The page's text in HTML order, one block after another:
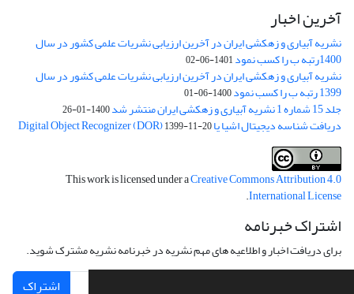
آخرین اخبار
نشریه آبیاری و زهکشی ایران در آخرین ارزیابی نشریات علمی کشور در سال
1400رتبه ب را کسب نمود 1401-06-02
نشریه آبیاری و زهکشی ایران در آخرین ارزیابی نشریات علمی کشور در سال
1399 رتبه ب را کسب نمود 1400-06-01
جلد 15 شماره 1 نشریه آبیاری و زهکشی ایران منتشر شد 1400-01-26
دریافت شناسه دیجیتال اشیا یا Digital Object Recognizer (DOR)1399-11-20
This work is licensed under aCreative Commons Attribution 4.0
International License
.
اشتراک خبرنامه
برای دریافت اخبار و اطلاعیه های مهم نشریه در خبرنامه نشریه مشترک شوید.
اشتراک